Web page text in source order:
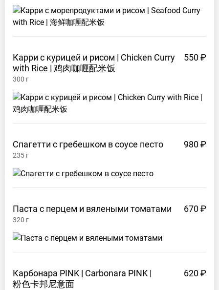
Карри с курицей и рисом | Chicken Curry
with Rice | 鸡肉咖喱配米饭
550 ₽
300 г
Спагетти с гребешком в соусе песто 980 ₽
235 г
Паста с перцем и вялеными томатами 670 ₽
320 г
Карбонара PINK | Carbonara PINK |
粉色卡邦尼意面
620 ₽